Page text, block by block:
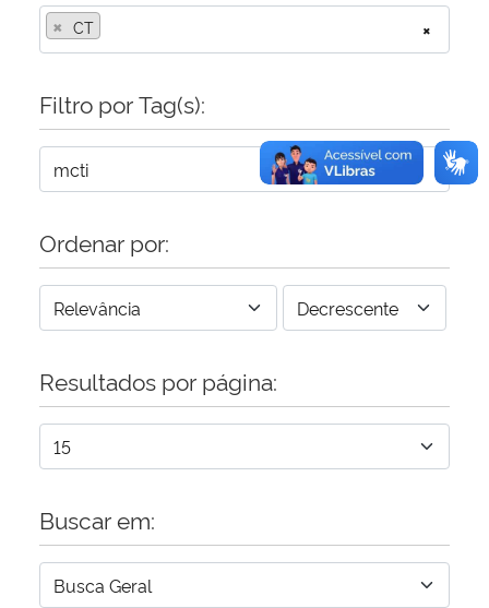
Planalto
×
× CT
Filtro por Tag(s):
Ordenar por:
Resultados por página:
Buscar em: